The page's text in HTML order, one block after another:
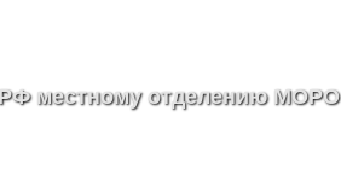
местному отделению МОРО